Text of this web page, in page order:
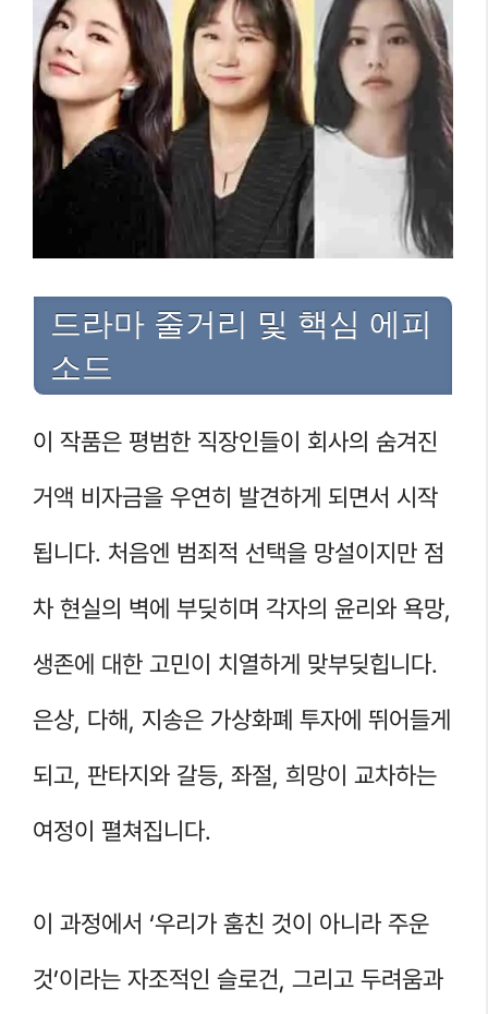
드라마 줄거리 및 핵심 에피
소드
이 작품은 평범한 직장인들이 회사의 숨겨진
거액 비자금을 우연히 발견하게 되면서 시작
됩니다. 처음엔 범죄적 선택을 망설이지만 점
차 현실의 벽에 부딪히며 각자의 윤리와 욕망,
생존에 대한 고민이 치열하게 맞부딪힙니다.
은상, 다해, 지송은 가상화폐 투자에 뛰어들게
되고, 판타지와 갈등, 좌절, 희망이 교차하는
여정이 펼쳐집니다.
이 과정에서 ‘우리가 훔친 것이 아니라 주운
것’이라는 자조적인 슬로건, 그리고 두려움과